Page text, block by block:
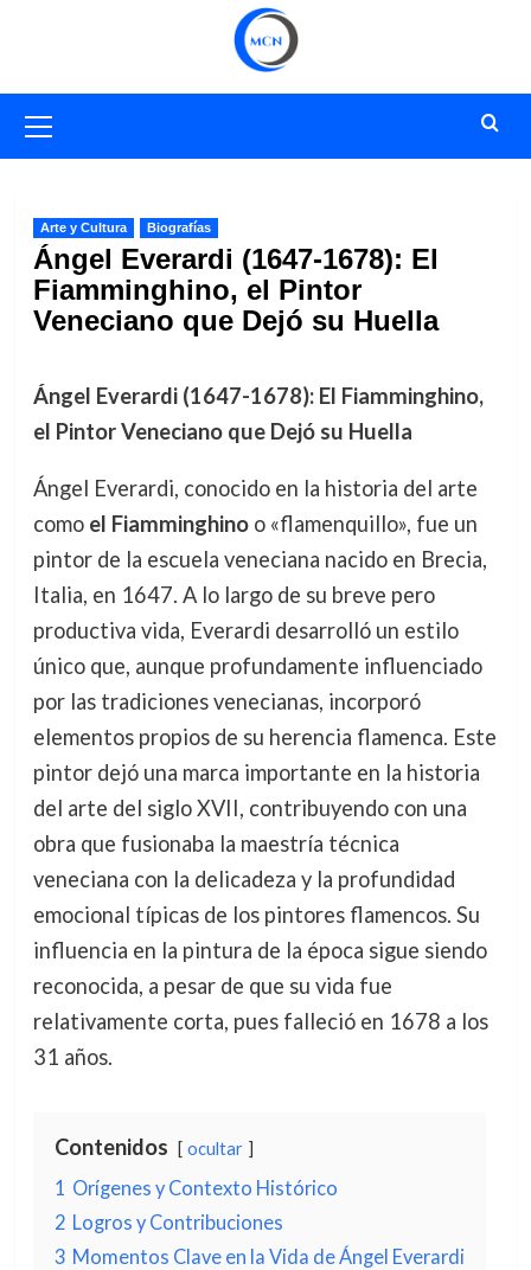
primario
Arte y Cultura Biografías
Ángel Everardi (1647-1678): El
Fiamminghino, el Pintor
Veneciano que Dejó su Huella
Ángel Everardi (1647-1678): El Fiamminghino,
el Pintor Veneciano que Dejó su Huella
Ángel Everardi, conocido en la historia del arte
como el Fiamminghinoo «flamenquillo», fue un
pintor de la escuela veneciana nacido en Brecia,
Italia, en 1647. A lo largo de su breve pero
productiva vida, Everardi desarrolló un estilo
único que, aunque profundamente influenciado
por las tradiciones venecianas, incorporó
elementos propios de su herencia flamenca. Este
pintor dejó una marca importante en la historia
del arte del siglo XVII, contribuyendo con una
obra que fusionaba la maestría técnica
veneciana con la delicadeza y la profundidad
emocional típicas de los pintores flamencos. Su
influencia en la pintura de la época sigue siendo
reconocida, a pesar de que su vida fue
relativamente corta, pues falleció en 1678 a los
31 años.
Contenidos ocultar
1 Orígenes y Contexto Histórico
2 Logros y Contribuciones
3 Momentos Clave en la Vida de Ángel Everardi